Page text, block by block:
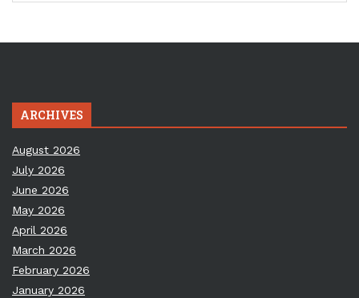
ARCHIVES
August 2026
July 2026
June 2026
May 2026
April 2026
March 2026
February 2026
January 2026